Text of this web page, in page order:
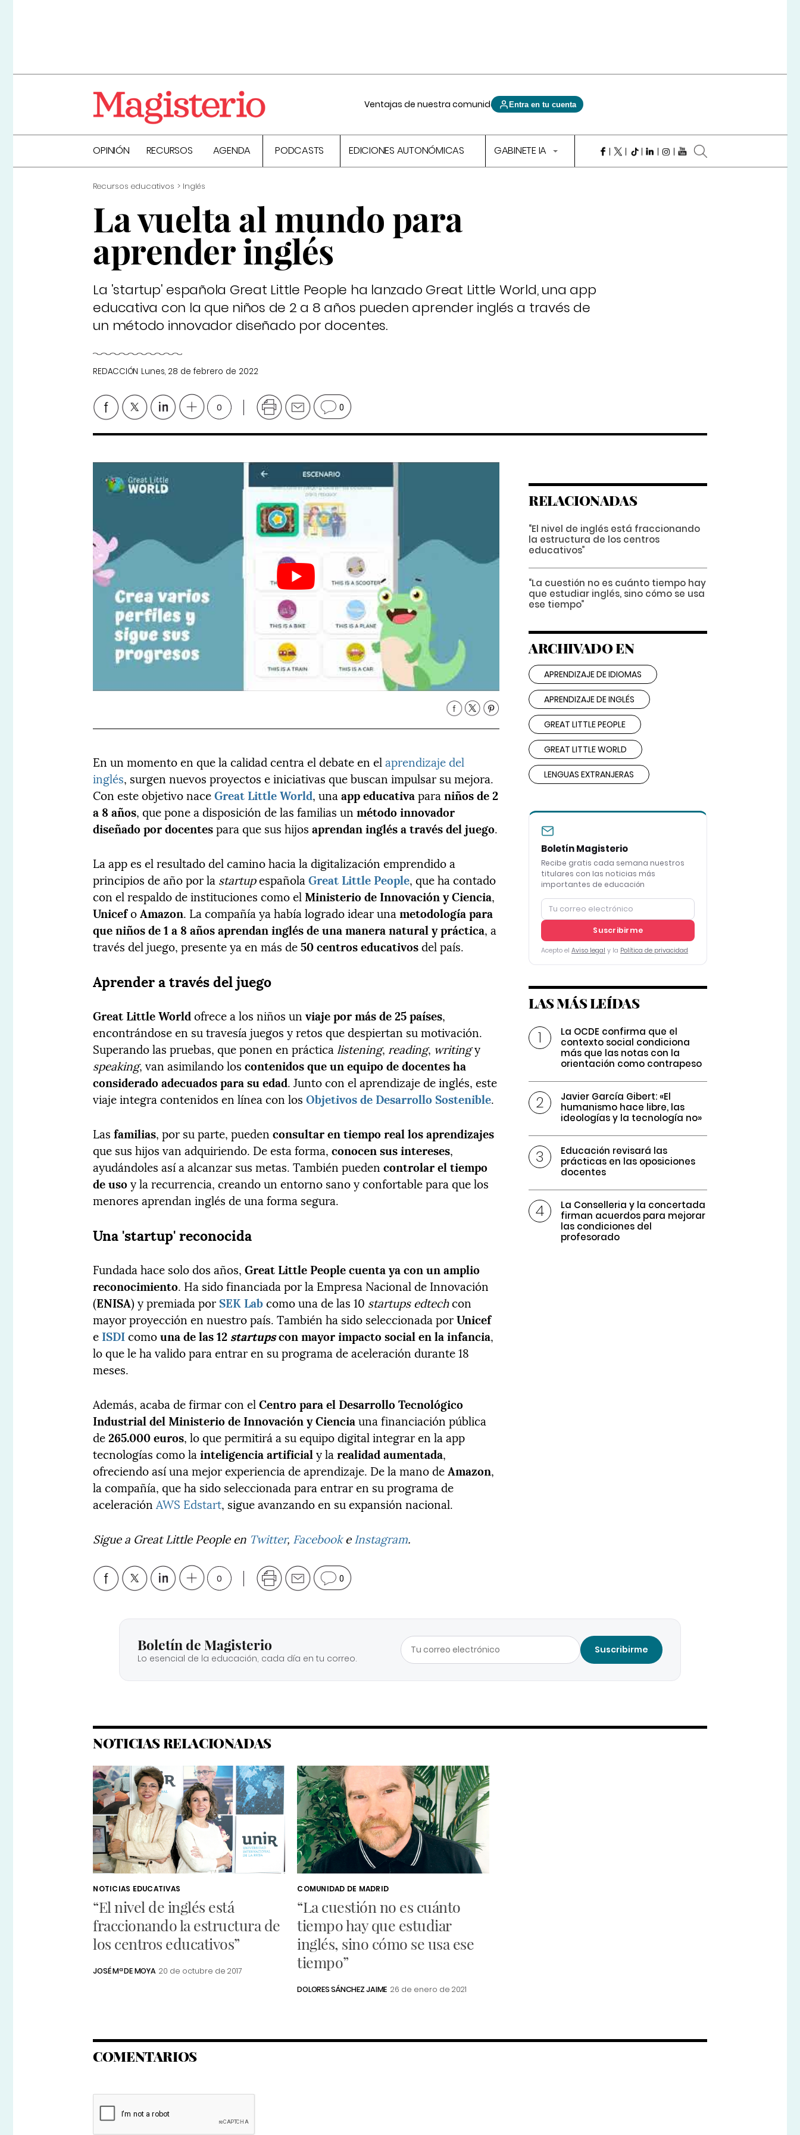
Ventajas de nuestra comunidad Entra en tu cuenta
OPINIÓN RECURSOS AGENDA PODCASTS EDICIONES AUTONÓMICAS GABINETE IA
Recursos educativos Inglés
La vuelta al mundo para
aprender inglés
La 'startup' española Great Little People ha lanzado Great Little World, una app
educativa con la que niños de 2 a 8 años pueden aprender inglés a través de
un método innovador diseñado por docentes.
REDACCIÓN Lunes, 28 de febrero de 2022
0 0
En un momento en que la calidad centra el debate en elaprendizaje del
inglés, surgen nuevos proyectos e iniciativas que buscan impulsar su mejora.
Con este objetivo naceGreat Little World, unaapp educativaparaniños de 2
a 8 años, que pone a disposición de las familias unmétodo innovador
diseñado por docentespara que sus hijosaprendan inglés a través del juego.
La app es el resultado del camino hacia la digitalización emprendido a
principios de año por la startupespañolaGreat Little People, que ha contado
con el respaldo de instituciones como el Ministerio de Innovación y Ciencia,
UnicefoAmazon. La compañía ya había logrado idear unametodología para
queniños de 1 a 8 añosaprendan inglés de una manera natural y práctica, a
través del juego, presente ya en más de50 centros educativosdel país.
Aprender a través del juego
Great Little Worldofrece a los niños unviaje por más de 25 países,
encontrándose en su travesía juegos y retos que despiertan su motivación.
Superando las pruebas, que ponen en prácticalistening, reading, writingy
speaking, van asimilando loscontenidos que un equipo de docentes ha
considerado adecuados para su edad. Junto con el aprendizaje de inglés, este
viaje integra contenidos en línea con losObjetivos de Desarrollo Sostenible.
Lasfamilias, por su parte, puedenconsultar en tiempo real los aprendizajes
que sus hijos van adquiriendo. De esta forma,conocen sus intereses,
ayudándoles así a alcanzar sus metas. También puedencontrolar el tiempo
de usoy la recurrencia, creando un entorno sano y confortable para que los
menores aprendan inglés de una forma segura.
Una 'startup' reconocida
Fundada hace solo dos años,Great Little People cuenta ya con un amplio
reconocimiento. Ha sido financiada por la Empresa Nacional de Innovación
(ENISA) y premiada porSEK Labcomo una de las 10 startups edtechcon
mayor proyección en nuestro país. También ha sido seleccionada porUnicef
e ISDIcomouna de las 12 startupscon mayor impacto social en la infancia,
lo que le ha valido para entrar en su programa de aceleración durante 18
meses.
Además, acaba de firmar con elCentro para el Desarrollo Tecnológico
Industrial del Ministerio de Innovación y Cienciauna financiación pública
de265.000 euros, lo que permitirá a su equipo digital integrar en la app
tecnologías como lainteligencia artificialy larealidad aumentada,
ofreciendo así una mejor experiencia de aprendizaje. De la mano deAmazon,
la compañía, que ha sido seleccionada para entrar en su programa de
aceleraciónAWS Edstart, sigue avanzando en su expansión nacional.
Sigue a Great Little People en Twitter, FacebookeInstagram.
0 0
RELACIONADAS
“El nivel de inglés está fraccionando
la estructura de los centros
educativos”
“La cuestión no es cuánto tiempo hay
que estudiar inglés, sino cómo se usa
ese tiempo”
ARCHIVADO EN
APRENDIZAJE DE IDIOMAS
APRENDIZAJE DE INGLÉS
GREAT LITTLE PEOPLE
GREAT LITTLE WORLD
LENGUAS EXTRANJERAS
Boletín Magisterio
Recibe gratis cada semana nuestros
titulares con las noticias más
importantes de educación
Suscribirme
Acepto el Aviso legal y la Política de privacidad
LAS MÁS LEÍDAS
La OCDE confirma que el
contexto social condiciona
más que las notas con la
orientación como contrapeso
Javier García Gibert: «El
humanismo hace libre, las
ideologías y la tecnología no»
Educación revisará las
prácticas en las oposiciones
docentes
La Conselleria y la concertada
firman acuerdos para mejorar
las condiciones del
profesorado
Boletín de Magisterio
Lo esencial de la educación, cada día en tu correo.
Suscribirme
NOTICIAS RELACIONADAS
NOTICIAS EDUCATIVAS
“El nivel de inglés está
fraccionando la estructura de
los centros educativos”
JOSÉ Mª DE MOYA 20 de octubre de 2017
COMUNIDAD DE MADRID
“La cuestión no es cuánto
tiempo hay que estudiar
inglés, sino cómo se usa ese
tiempo”
DOLORES SÁNCHEZ JAIME 26 de enero de 2021
COMENTARIOS